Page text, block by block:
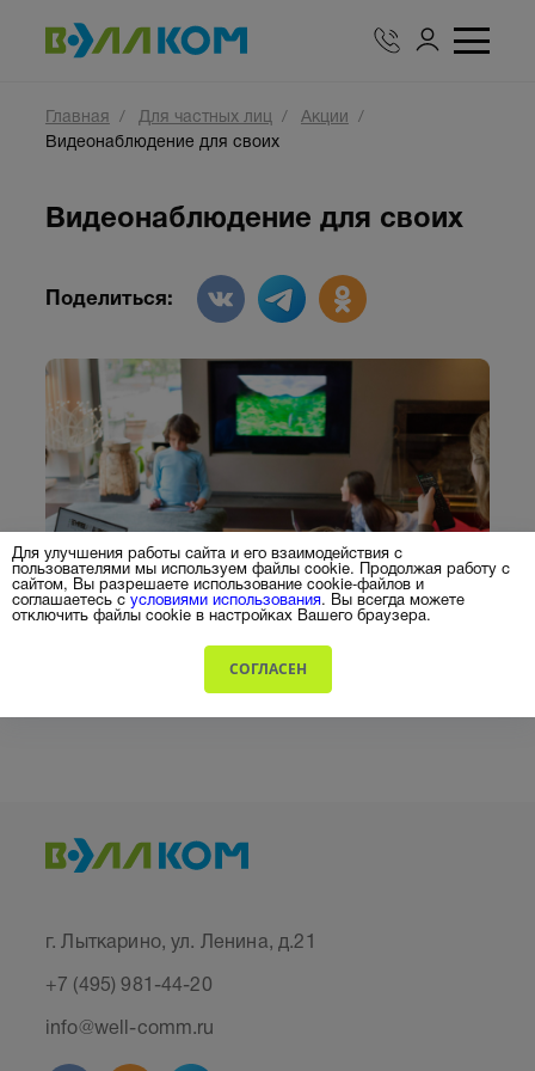
Главная Для частных лиц
Акции
Видеонаблюдение для своих
Видеонаблюдение для своих
Поделиться:
г. Лыткарино, ул. Ленина, д.21
+7 (495) 981-44-20
info@well-comm.ru
Для улучшения работы сайта и его взаимодействия с
пользователями мы используем файлы cookie. Продолжая работу с
сайтом, Вы разрешаете использование cookie-файлов и
соглашаетесь сусловиями использования. Вы всегда можете
отключить файлы cookie в настройках Вашего браузера.
СОГЛАСЕН